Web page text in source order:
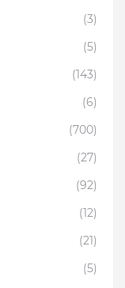
(3)
(5)
(143)
(6)
(700)
(27)
(92)
(12)
(21)
(5)